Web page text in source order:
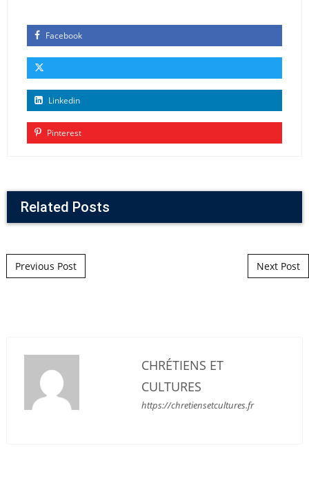
Facebook
Linkedin
Pinterest
Related Posts
Post navigation
Previous Post Next Post
CHRÉTIENS ET
CULTURES
https://chretiensetcultures.fr